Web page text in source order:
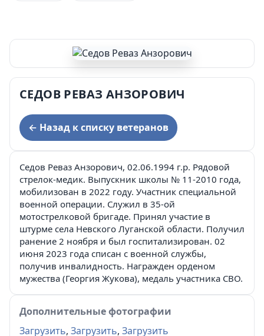
СЕДОВ РЕВАЗ АНЗОРОВИЧ
← Назад к списку ветеранов
Седов Реваз Анзорович, 02.06.1994 г.р. Рядовой
стрелок-медик. Выпускник школы № 11-2010 года,
мобилизован в 2022 году. Участник специальной
военной операции. Служил в 35-ой
мотострелковой бригаде. Принял участие в
штурме села Невского Луганской области. Получил
ранение 2 ноября и был госпитализирован. 02
июня 2023 года списан с военной службы,
получив инвалидность. Награжден орденом
мужества (Георгия Жукова), медаль участника СВО.
Дополнительные фотографии
Загрузить, Загрузить, Загрузить